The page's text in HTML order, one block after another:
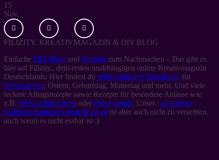
15
Nov.
FILIZITY. KREATIVMAGAZIN & DIY BLOG
Einfache DIY-Ideen und Rezepte zum Nachmachen – Das gibt es
hier auf Filizity., dem ersten unabhängigen online Kreativmagazin
Deutschlands. Hier findest du selbstgemachte Geschenke für
Weihnachten, Ostern, Geburtstag, Muttertag und mehr. Und viele
leckere Alltagsrezepte sowie Rezepte für besondere Anlässe wie
z.B. Weihnachtsrezepte oder Osterrezepte. Unser ultimatives
Kaltporzellanrezept ohne Kochen ist aber auch nicht zu verachten,
auch wenn es nicht essbar ist ;)